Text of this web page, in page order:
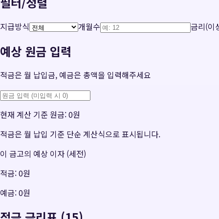
지급방식 개월수 금리(이
예상 원금 입력
적금은 월 납입금, 예금은 총액을 입력해주세요
현재 계산 기준 원금:0원
적금은 월 납입 기준 단순 계산식으로 표시됩니다.
이 금고의 예상 이자 (세전)
적금:0원
예금:0원